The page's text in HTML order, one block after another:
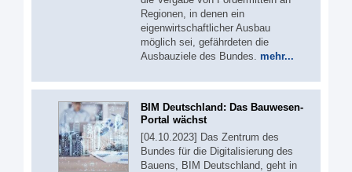
Regionen, in denen ein
eigenwirtschaftlicher Ausbau
möglich sei, gefährdeten die
Ausbauziele des Bundes. mehr...
BIM Deutschland: Das Bauwesen-
Portal wächst
[04.10.2023] Das Zentrum des
Bundes für die Digitalisierung des
Bauens, BIM Deutschland, geht in